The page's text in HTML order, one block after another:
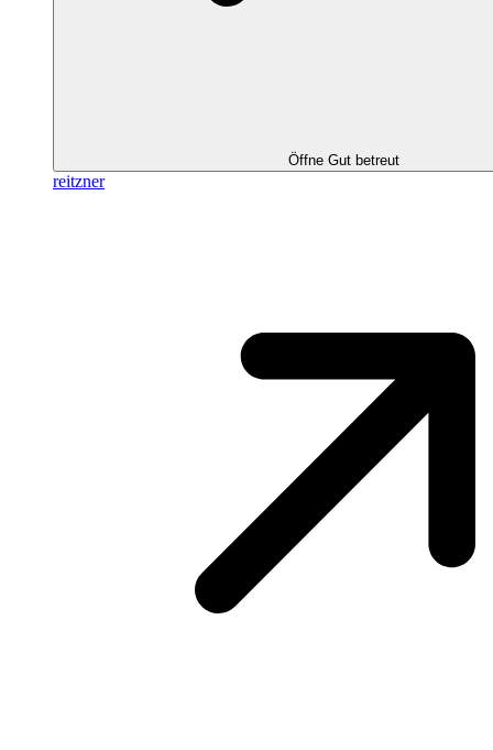
Öffne Gut betreut
reitzner